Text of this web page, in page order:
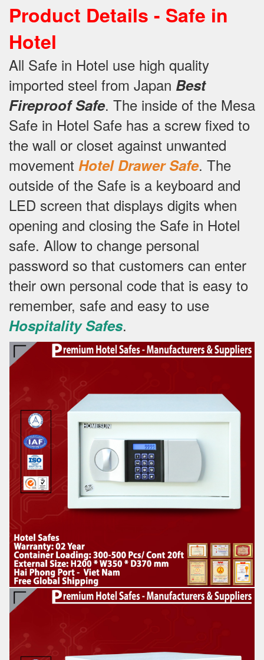
Product Details - Safe in
Hotel
All Safe in Hotel use high quality
imported steel from Japan Best
Fireproof Safe. The inside of the Mesa
Safe in Hotel Safe has a screw fixed to
the wall or closet against unwanted
movement Hotel Drawer Safe. The
outside of the Safe is a keyboard and
LED screen that displays digits when
opening and closing the Safe in Hotel
safe. Allow to change personal
password so that customers can enter
their own personal code that is easy to
remember, safe and easy to use
Hospitality Safes.